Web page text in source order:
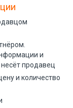
и
продавец
и количество